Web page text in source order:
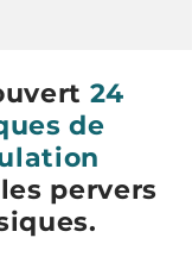
24
de
pervers